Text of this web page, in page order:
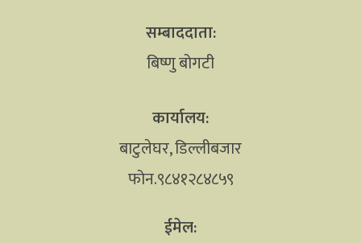
सम्बाददाता:
बिष्णु बोगटी
कार्यालय:
बाटुलेघर, डिल्लीबजार
फोन.९८४१२८४८५९
ईमेल: